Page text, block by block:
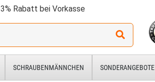
3% Rabatt bei Vorkasse
SCHRAUBENMÄNNCHEN SONDERANGEBOTE